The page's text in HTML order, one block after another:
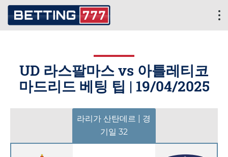
UD 라스팔마스 vs 아틀레티코
마드리드 베팅 팁 | 19/04/2025
라리가 산탄데르 | 경
기일 32